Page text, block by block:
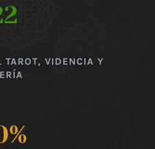
VIDENCIA Y
%